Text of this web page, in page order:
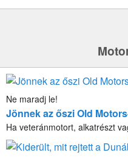
Ne maradj le!
Jönnek az őszi Old
Ha veteránmotort, alkatrészt